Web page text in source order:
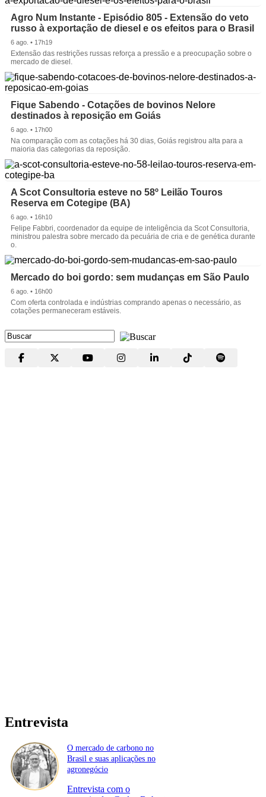
Agro Num Instante - Episódio 805 - Extensão do veto
russo à exportação de diesel e os efeitos para o Brasil
6 ago. • 17h19
Extensão das restrições russas reforça a pressão e a preocupação sobre o
mercado de diesel.
Fique Sabendo - Cotações de bovinos Nelore
destinados à reposição em Goiás
6 ago. • 17h00
Na comparação com as cotações há 30 dias, Goiás registrou alta para a
maioria das categorias da reposição.
A Scot Consultoria esteve no 58º Leilão Touros
Reserva em Cotegipe (BA)
6 ago. • 16h10
Felipe Fabbri, coordenador da equipe de inteligência da Scot Consultoria,
ministrou palestra sobre mercado da pecuária de cria e de genética durante
o.
Mercado do boi gordo: sem mudanças em São Paulo
6 ago. • 16h00
Com oferta controlada e indústrias comprando apenas o necessário, as
cotações permaneceram estáveis.
Entrevista
O mercado de carbono no
Brasil e suas aplicações no
agronegócio
Entrevista com o